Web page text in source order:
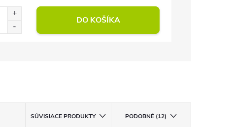
DO KOŠÍKA
SÚVISIACE PRODUKTY PODOBNÉ (12)